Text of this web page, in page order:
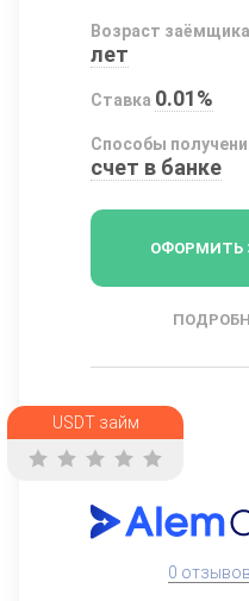
Возраст заёмщика
лет
Ставка 0.01%
Способы
счет в банке
ОФОРМИТЬ
USDT займ
0 отзывов